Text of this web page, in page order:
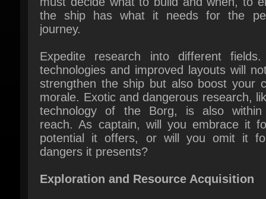
Expedite research into different fields.
technologies and improved layouts will not
morale. Exotic and dangerous research,
technology of the Borg, is also within
reach. As captain, will you embrace it
potential it offers, or will you omit it
dangers it presents?
Exploration and Resource Acquisition
Quadrant beckon to be discovered by